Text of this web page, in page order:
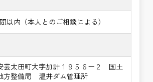
以内（本人とのご相談による）
芸太田町大字加計１９５６ー２ 国土
整備局 温井ダム管理所